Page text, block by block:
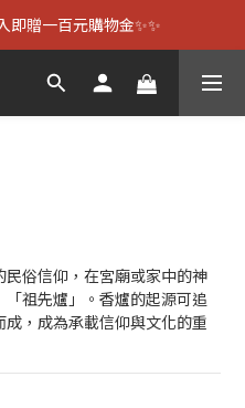
即贈一百元購物金✨✨
俗信仰，在宮廟或家中的神
祖先爐」。香爐的起源可追
，成為承載信仰與文化的重